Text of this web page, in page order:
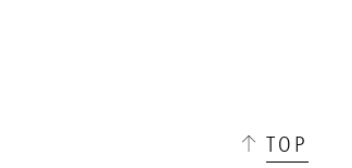
TOP